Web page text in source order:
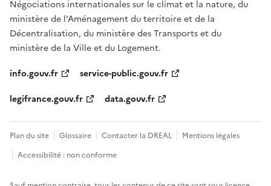
Négociations internationales sur le climat et la nature, du
ministère de l’Aménagement du territoire et de la
Décentralisation, du ministère des Transports et du
ministère de la Ville et du Logement.
info.gouv.fr
service-public.gouv.fr
legifrance.gouv.fr
data.gouv.fr
Plan du site Glossaire Contacter la DREAL
Mentions légales
Accessibilité : non conforme